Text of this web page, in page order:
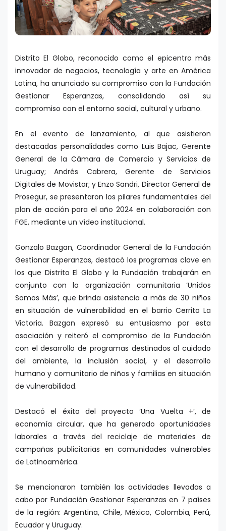
Distrito El Globo, reconocido como el epicentro más
innovador de negocios, tecnología y arte en América
Latina, ha anunciado su compromiso con la Fundación
Gestionar Esperanzas, consolidando así su
compromiso con el entorno social, cultural y urbano.
En el evento de lanzamiento, al que asistieron
destacadas personalidades como Luis Bajac, Gerente
General de la Cámara de Comercio y Servicios de
Uruguay; Andrés Cabrera, Gerente de Servicios
Digitales de Movistar; y Enzo Sandri, Director General de
Prosegur, se presentaron los pilares fundamentales del
plan de acción para el año 2024 en colaboración con
FGE, mediante un vídeo institucional.
Gonzalo Bazgan, Coordinador General de la Fundación
Gestionar Esperanzas, destacó los programas clave en
los que Distrito El Globo y la Fundación trabajarán en
conjunto con la organización comunitaria ‘Unidos
Somos Más’, que brinda asistencia a más de 30 niños
en situación de vulnerabilidad en el barrio Cerrito La
Victoria. Bazgan expresó su entusiasmo por esta
asociación y reiteró el compromiso de la Fundación
con el desarrollo de programas destinados al cuidado
del ambiente, la inclusión social, y el desarrollo
humano y comunitario de niños y familias en situación
de vulnerabilidad.
Destacó el éxito del proyecto ‘Una Vuelta +’, de
economía circular, que ha generado oportunidades
laborales a través del reciclaje de materiales de
campañas publicitarias en comunidades vulnerables
de Latinoamérica.
Se mencionaron también las actividades llevadas a
cabo por Fundación Gestionar Esperanzas en 7 países
de la región: Argentina, Chile, México, Colombia, Perú,
Ecuador y Uruguay.